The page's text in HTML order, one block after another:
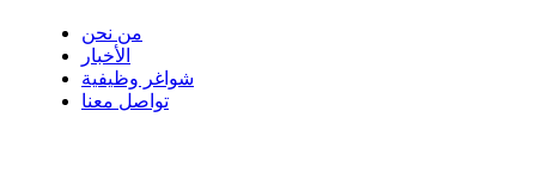
من نحن
الأخبار
شواغر وظيفية
تواصل معنا